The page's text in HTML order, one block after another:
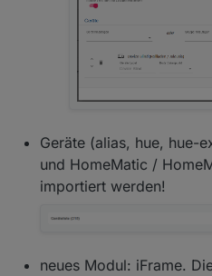
Geräte (alias, hue, hue-
und HomeMatic /
importiert werden!
neues Modul: iFrame.